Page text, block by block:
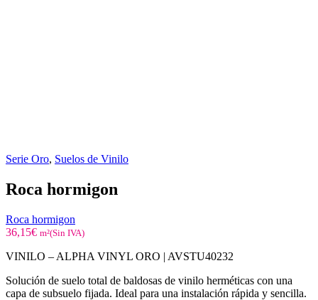
Serie Oro, Suelos de Vinilo
Roca hormigon
Roca hormigon
36,15€ m²(Sin IVA)
VINILO – ALPHA VINYL ORO | AVSTU40232
Solución de suelo total de baldosas de vinilo herméticas con una
capa de subsuelo fijada. Ideal para una instalación rápida y sencilla.